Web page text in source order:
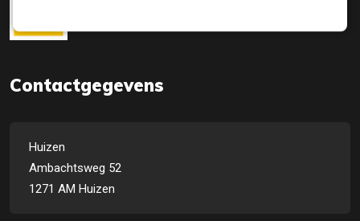
Contactgegevens
Huizen
Ambachtsweg 52
1271 AM Huizen